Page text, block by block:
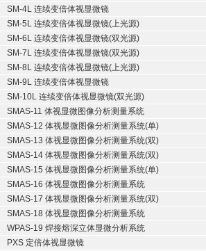
SM-4L 连续变倍体视显微镜
SM-5L 连续变倍体视显微镜(上光源)
SM-6L 连续变倍体视显微镜(双光源)
SM-7L 连续变倍体视显微镜(双光源)
SM-8L 连续变倍体视显微镜(上光源)
SM-9L 连续变倍体视显微镜
SM-10L 连续变倍体视显微镜(双光源)
SMAS-11 体视显微图像分析测量系统
SMAS-12 体视显微图像分析测量系统(单)
SMAS-13 体视显微图像分析测量系统(双)
SMAS-14 体视显微图像分析测量系统(双)
SMAS-15 体视显微图像分析测量系统(单)
SMAS-16 体视显微图像分析测量系统
SMAS-17 体视显微图像分析测量系统(双)
SMAS-18 体视显微图像分析测量系统
WPAS-19 焊接熔深立体显微分析系统
PXS 定倍体视显微镜